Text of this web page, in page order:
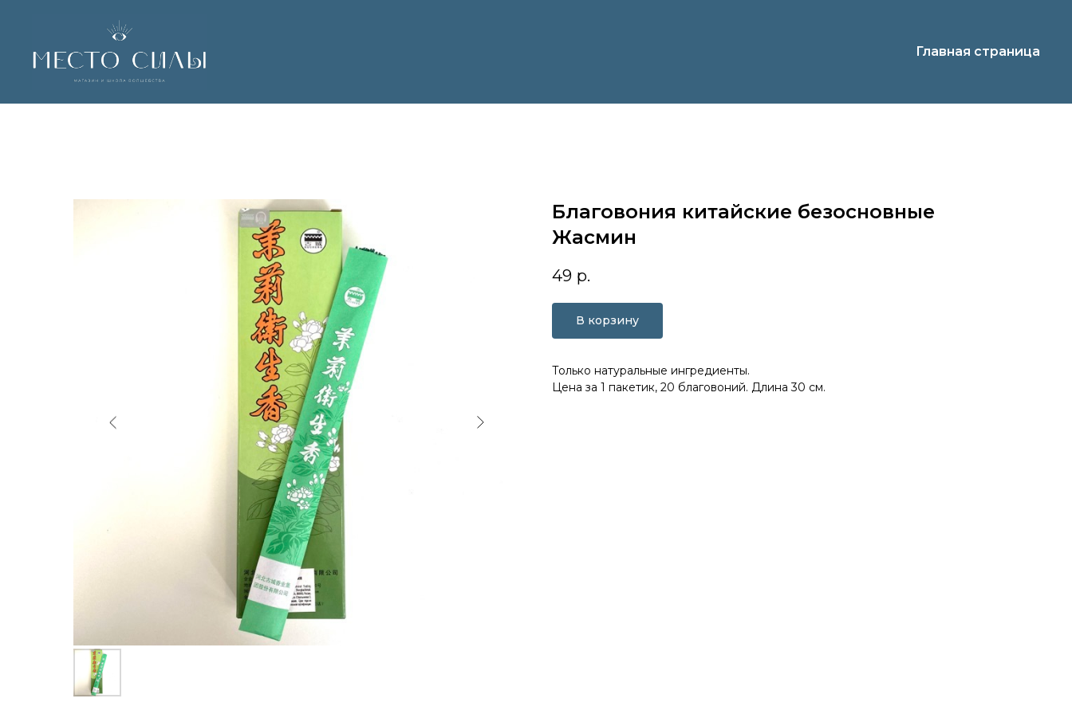
Главная страница
Благовония китайские безосновные
Жасмин
49 р.
В корзину
Только натуральные ингредиенты.
Цена за 1 пакетик, 20 благовоний. Длина 30 см.